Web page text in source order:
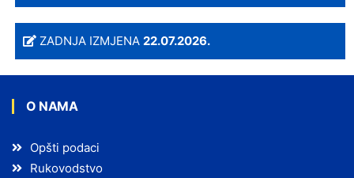
ZADNJA IZMJENA22.07.2026.
O NAMA
Opšti podaci
Rukovodstvo